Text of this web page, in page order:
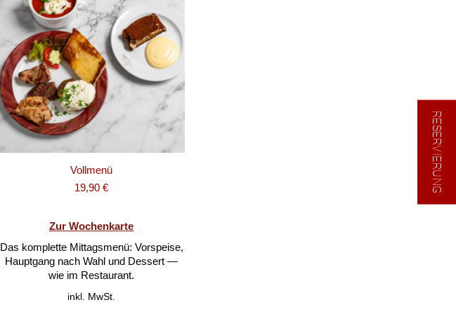
Vollmenü
19,90 €
Zur Wochenkarte
Das komplette Mittagsmenü: Vorspeise,
Hauptgang nach Wahl und Dessert —
wie im Restaurant.
inkl. MwSt.
RESERVIERUNG